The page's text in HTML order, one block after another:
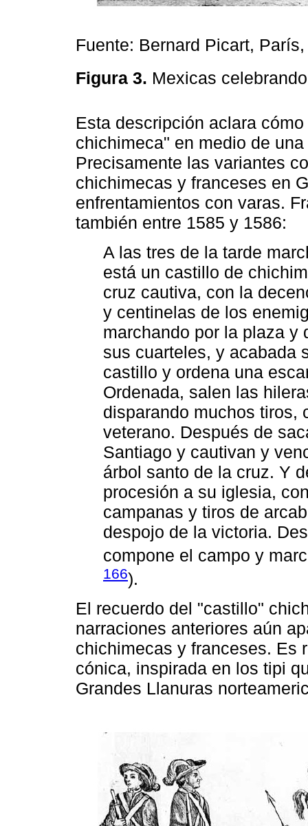
Fuente: Bernard Picart,
Figura 3. Mexicas
Esta descripción aclara
chichimeca" en medio de
Precisamente las variantes
chichimecas y franceses en
enfrentamientos con varas.
también entre 1585 y 1586:
A las tres de la tarde
está un castillo de
cruz cautiva, con la
y centinelas de los
marchando por la plaza y
sus cuarteles, y acabada
castillo y ordena una
Ordenada, salen las
disparando muchos tiros,
veterano. Después de
Santiago y cautivan y
árbol santo de la cruz. Y
procesión a su iglesia,
campanas y tiros de
despojo de la victoria.
compone el campo y
166).
El recuerdo del "castillo"
narraciones anteriores aún
chichimecas y franceses. Es
cónica, inspirada en los tipi
Grandes Llanuras